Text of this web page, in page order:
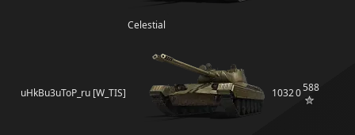
Celestial
uHkBu3uToP_ru [W_TIS] 10320588